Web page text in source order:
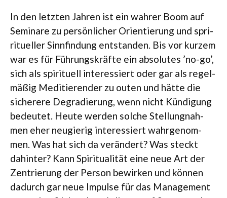
In den letz­ten Jah­ren ist ein wah­rer Boom auf
Semi­nare zu per­sön­li­cher Ori­en­tie­rung und spri­
ri­tu­el­ler Sinn­fin­dung ent­stan­den. Bis vor kur­zem
war es für Füh­rungs­kräfte ein abso­lu­tes ’no-go’,
sich als spi­ri­tu­ell inter­es­siert oder gar als regel­
mä­ßig Medi­tie­ren­der zu outen und hätte die
siche­rere Degra­die­rung, wenn nicht Kün­di­gung
bedeu­tet. Heute wer­den sol­che Stel­lung­nah­
men eher neu­gie­rig inter­es­siert wahr­ge­nom­
men. Was hat sich da ver­än­dert? Was steckt
dahin­ter? Kann Spi­ri­tua­li­tät eine neue Art der
Zen­trie­rung der Per­son bewir­ken und kön­nen
dadurch gar neue Impulse für das Manage­ment